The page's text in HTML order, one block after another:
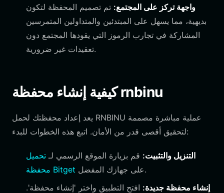
واجهة تركز على المجتمع: تم تصميم المحفظة لتكون
بديهية، مما يسهل على المبتدئين والمتداولين المتمرسين
المشاركة في تجارب الرموز التي يقودها المجتمع دون
تعقيدات غير ضرورية.
كيفية إنشاء محفظة rnbinu
يعد إعداد محفظتك لحمل RNBINU عملية مباشرة مصممة
لتحقيق أقصى قدر من الأمان. اتبع هذه الخطوات للبدء:
التنزيل والتثبيت: قم بزيارة الموقع الرسمي لـ تحميل
محفظة Bitget
على جهازك المفضل.
إنشاء محفظة جديدة: افتح التطبيق واختر 'إنشاء محفظة'.